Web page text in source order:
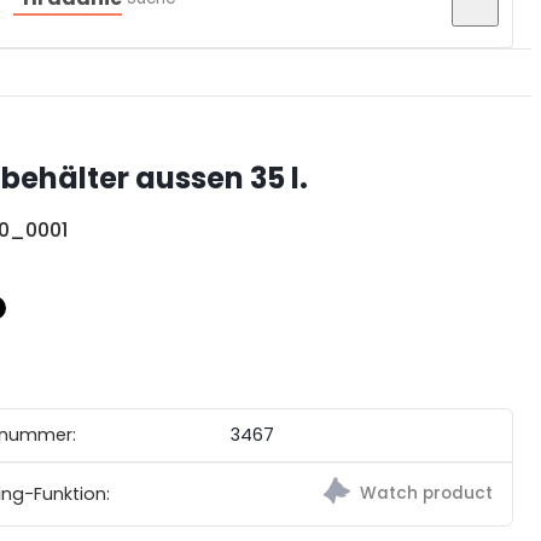
aussen 35 l.
3467
Funktion: